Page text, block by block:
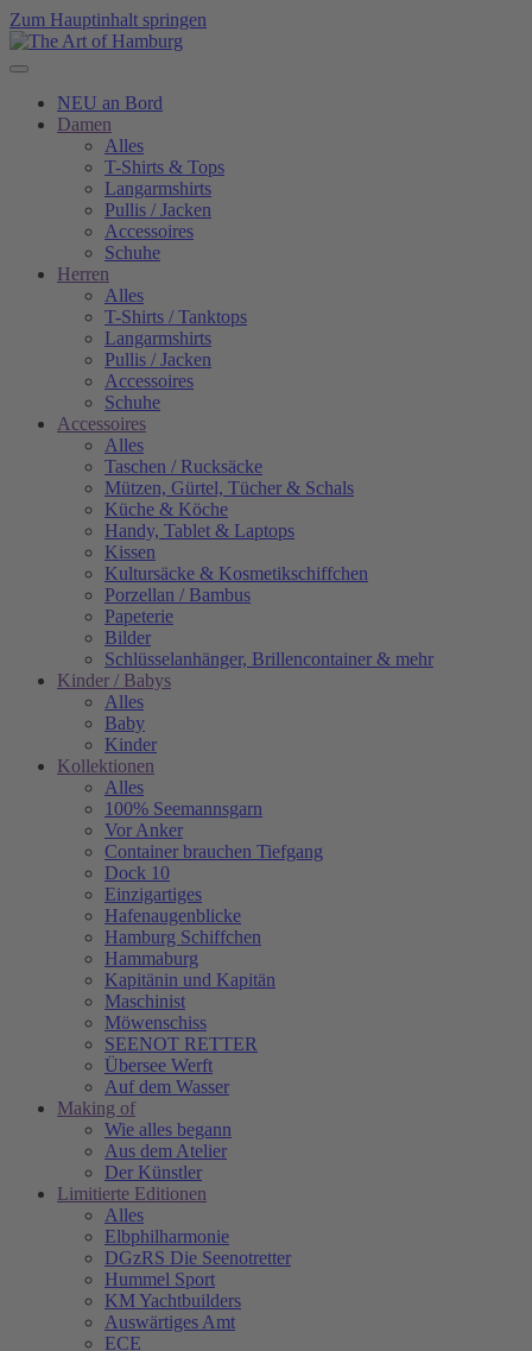
Zum Hauptinhalt springen
NEU an Bord
Damen
Alles
T-Shirts & Tops
Langarmshirts
Pullis / Jacken
Accessoires
Schuhe
Herren
Alles
T-Shirts / Tanktops
Langarmshirts
Pullis / Jacken
Accessoires
Schuhe
Accessoires
Alles
Taschen / Rucksäcke
Mützen, Gürtel, Tücher & Schals
Küche & Köche
Handy, Tablet & Laptops
Kissen
Kultursäcke & Kosmetikschiffchen
Porzellan / Bambus
Papeterie
Bilder
Schlüsselanhänger, Brillencontainer & mehr
Kinder / Babys
Alles
Baby
Kinder
Kollektionen
Alles
100% Seemannsgarn
Vor Anker
Container brauchen Tiefgang
Dock 10
Einzigartiges
Hafenaugen­blicke
Hamburg Schiffchen
Hammaburg
Kapitänin und Kapitän
Maschinist
Möwenschiss
SEENOT RETTER
Übersee Werft
Auf dem Wasser
Making of
Wie alles begann
Aus dem Atelier
Der Künstler
Limitierte Editionen
Alles
Elbphilharmonie
DGzRS Die Seenotretter
Hummel Sport
KM Yachtbuilders
Auswärtiges Amt
ECE